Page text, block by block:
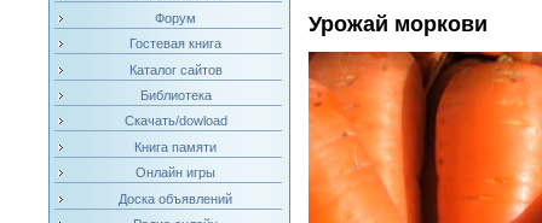
Форум
Гостевая книга
Каталог сайтов
Библиотека
Скачать/dowload
Книга памяти
Онлайн игры
Доска объявлений
Урожай моркови